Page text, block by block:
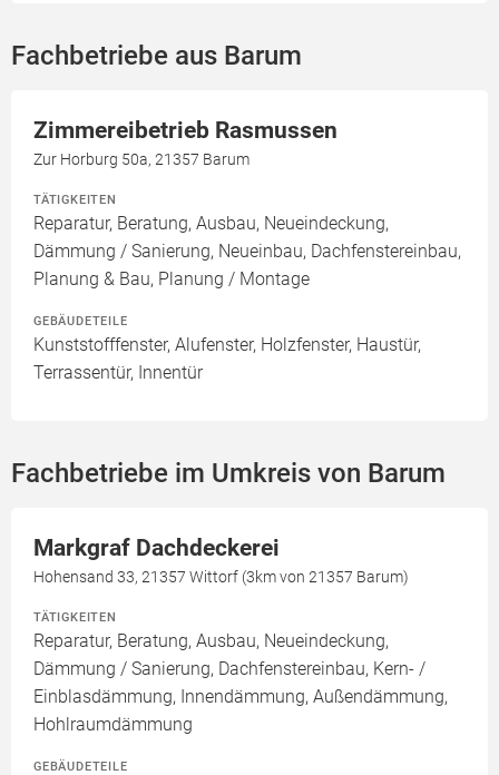
Fachbetriebe aus Barum
Zimmereibetrieb Rasmussen
Zur Horburg 50a, 21357 Barum
TÄTIGKEITEN
Reparatur, Beratung, Ausbau, Neueindeckung,
Dämmung / Sanierung, Neueinbau, Dachfenstereinbau,
Planung & Bau, Planung / Montage
GEBÄUDETEILE
Kunststofffenster, Alufenster, Holzfenster, Haustür,
Terrassentür, Innentür
Fachbetriebe im Umkreis von Barum
Markgraf Dachdeckerei
Hohensand 33, 21357 Wittorf (3km von 21357 Barum)
TÄTIGKEITEN
Reparatur, Beratung, Ausbau, Neueindeckung,
Dämmung / Sanierung, Dachfenstereinbau, Kern- /
Einblasdämmung, Innendämmung, Außendämmung,
Hohlraumdämmung
GEBÄUDETEILE